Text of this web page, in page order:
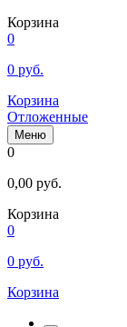
Корзина
0
0 руб.
Корзина
Отложенные
Меню
0
0,00 руб.
Корзина
0
0 руб.
Корзина